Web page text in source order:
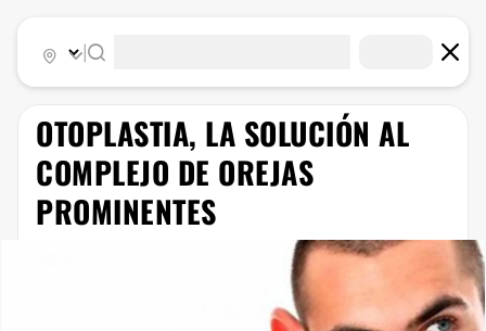
OTOPLASTIA, LA SOLUCIÓN AL
COMPLEJO DE OREJAS
PROMINENTES